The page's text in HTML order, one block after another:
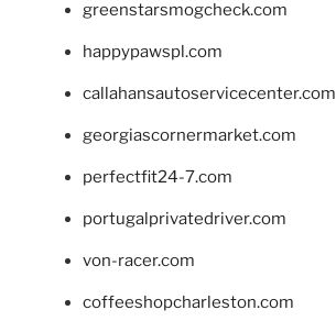
greenstarsmogcheck.com
happypawspl.com
callahansautoservicecenter.com
georgiascornermarket.com
perfectfit24-7.com
portugalprivatedriver.com
von-racer.com
coffeeshopcharleston.com